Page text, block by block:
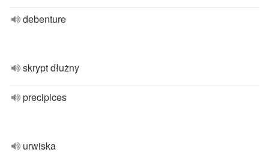
debenture
skrypt dłużny
precipices
urwiska